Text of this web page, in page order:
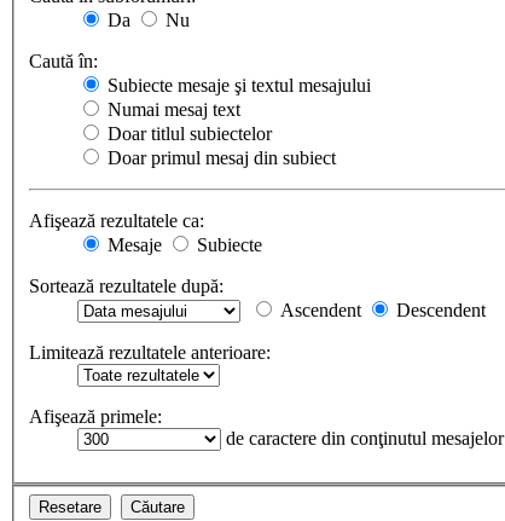
Da
Nu
Caută în:
Subiecte mesaje şi textul mesajului
Numai mesaj text
Doar titlul subiectelor
Doar primul mesaj din subiect
Afişează rezultatele ca:
Mesaje
Subiecte
Sortează rezultatele după:
Ascendent
Descendent
Limitează rezultatele anterioare:
Afişează primele:
de caractere din conţinutul mesajelor